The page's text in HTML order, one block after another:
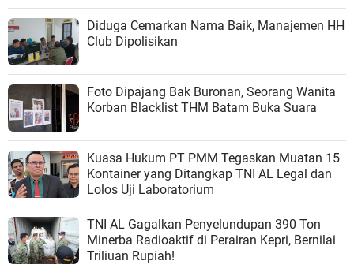
Diduga Cemarkan Nama Baik, Manajemen HH
Club Dipolisikan
Foto Dipajang Bak Buronan, Seorang Wanita
Korban Blacklist THM Batam Buka Suara
Kuasa Hukum PT PMM Tegaskan Muatan 15
Kontainer yang Ditangkap TNI AL Legal dan
Lolos Uji Laboratorium
TNI AL Gagalkan Penyelundupan 390 Ton
Minerba Radioaktif di Perairan Kepri, Bernilai
Triliuan Rupiah!